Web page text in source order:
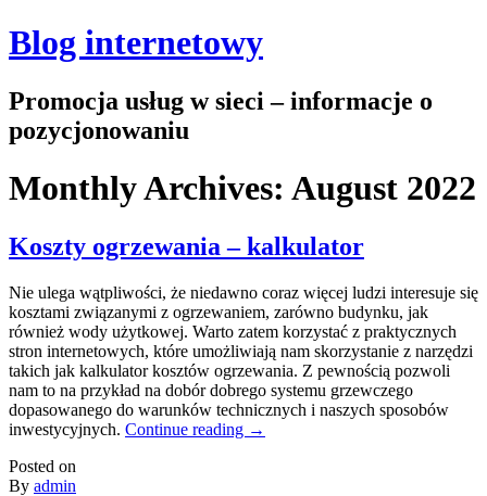
Blog internetowy
Promocja usług w sieci – informacje o
pozycjonowaniu
Monthly Archives: August 2022
Koszty ogrzewania – kalkulator
Nie ulega wątpliwości, że niedawno coraz więcej ludzi interesuje się
kosztami związanymi z ogrzewaniem, zarówno budynku, jak
również wody użytkowej. Warto zatem korzystać z praktycznych
stron internetowych, które umożliwiają nam skorzystanie z narzędzi
takich jak kalkulator kosztów ogrzewania. Z pewnością pozwoli
nam to na przykład na dobór dobrego systemu grzewczego
dopasowanego do warunków technicznych i naszych sposobów
inwestycyjnych. Continue reading →
Posted on
By admin